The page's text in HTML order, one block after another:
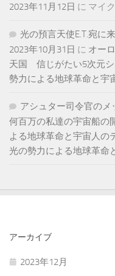
2023年11月12日 に マイ
光の預言天使E.T.宛に
2023年10月31日 に オー
天国 信じがたい5次元シ
勢力による地球革命と宇
アシュター司令官の
何百万の私達の宇宙船の
よる地球革命と宇宙人
光の勢力による地球革命
アーカイブ
2023年12月